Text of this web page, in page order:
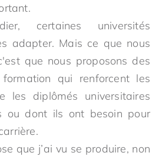
certaines universités
adapter. Mais ce que nous
que nous proposons des
qui renforcent les
les diplômés universitaires
ou dont ils ont besoin pour
que j’ai vu se produire, non